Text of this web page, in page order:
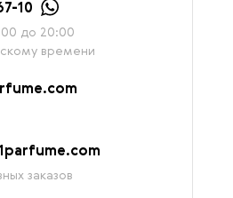
10
до 20:00
времени
заказов